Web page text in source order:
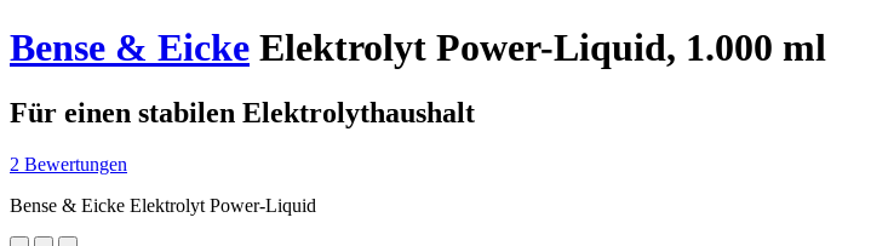
Bense & Eicke Elektrolyt Power-Liquid, 1.000 ml
Für einen stabilen Elektrolythaushalt
2 Bewertungen
Bense & Eicke Elektrolyt Power-Liquid